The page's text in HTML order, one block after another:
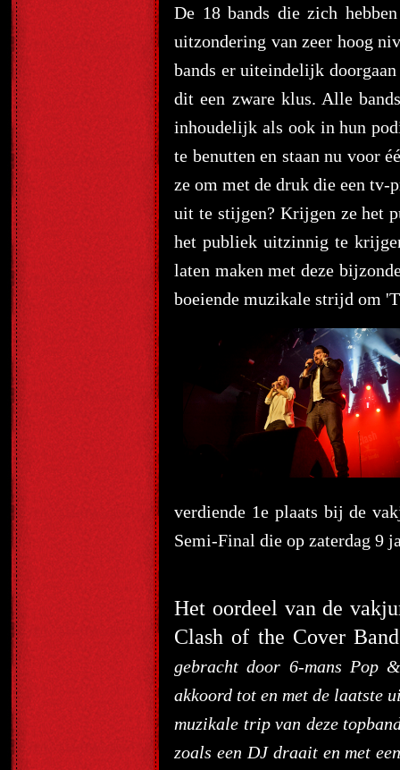
De 18 bands die zich
uitzondering van zeer hoog
bands er uiteindelijk
dit een zware klus. Alle
inhoudelijk als ook in hun
te benutten en staan nu voor
ze om met de druk die een
uit te stijgen? Krijgen ze het
het publiek uitzinnig te
laten maken met deze
boeiende muzikale strijd om
verdiende 1e plaats bij de
Semi-Final die op zaterdag 9
Het oordeel van de
Clash of the Cover
gebracht door 6-mans Pop
akkoord tot en met de laatste
muzikale trip van deze
zoals een DJ draait en met